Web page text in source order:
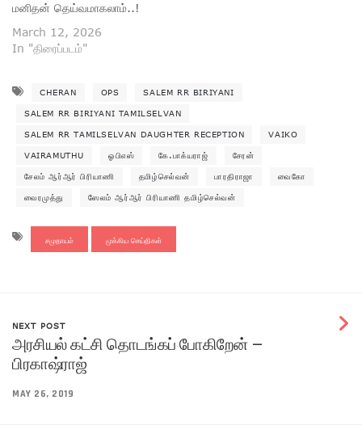
மனிதன் தெய்வமாகலாம்..!
March 12, 2026
In "திரைப்படம்"
CHERAN OPS SALEM RR BIRIYANI
SALEM RR BIRIYANI TAMILSELVAN
SALEM RR TAMILSELVAN DAUGHTER RECEPTION VAIKO
VAIRAMUTHU ஓபிஎஸ் கே.பாக்யராஜ் சேரன்
சேலம் ஆர்ஆர் பிரியாணி தமிழ்செல்வன் பாரதிராஜா வைகோ
வைரமுத்து ஸேலம் ஆர்ஆர் பிரியாணி தமிழ்செல்வன்
சமுதாயம் முக்கிய செய்திகள்
NEXT POST
அரசியல் கட்சி தொடங்கப் போகிறேன் –
பிரகாஷ்ராஜ்
MAY 26, 2019